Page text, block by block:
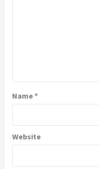
Name*
Website